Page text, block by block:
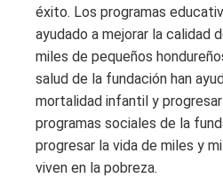
éxito. Los programas
ayudado a mejorar la calidad
miles de pequeños
salud de la fundación han
mortalidad infantil y
programas sociales de la
progresar la vida de miles y
viven en la pobreza.